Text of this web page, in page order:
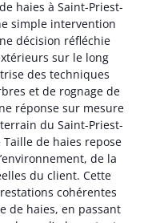
haies à Saint-Priest-
simple intervention
décision réfléchie
sur le long
des techniques
et de rognage de
réponse sur mesure
du Saint-Priest-
de haies repose
de la
du client. Cette
cohérentes
de haies, en passant